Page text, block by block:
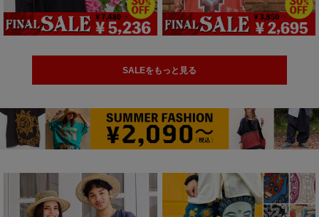
SALEをもっと見る